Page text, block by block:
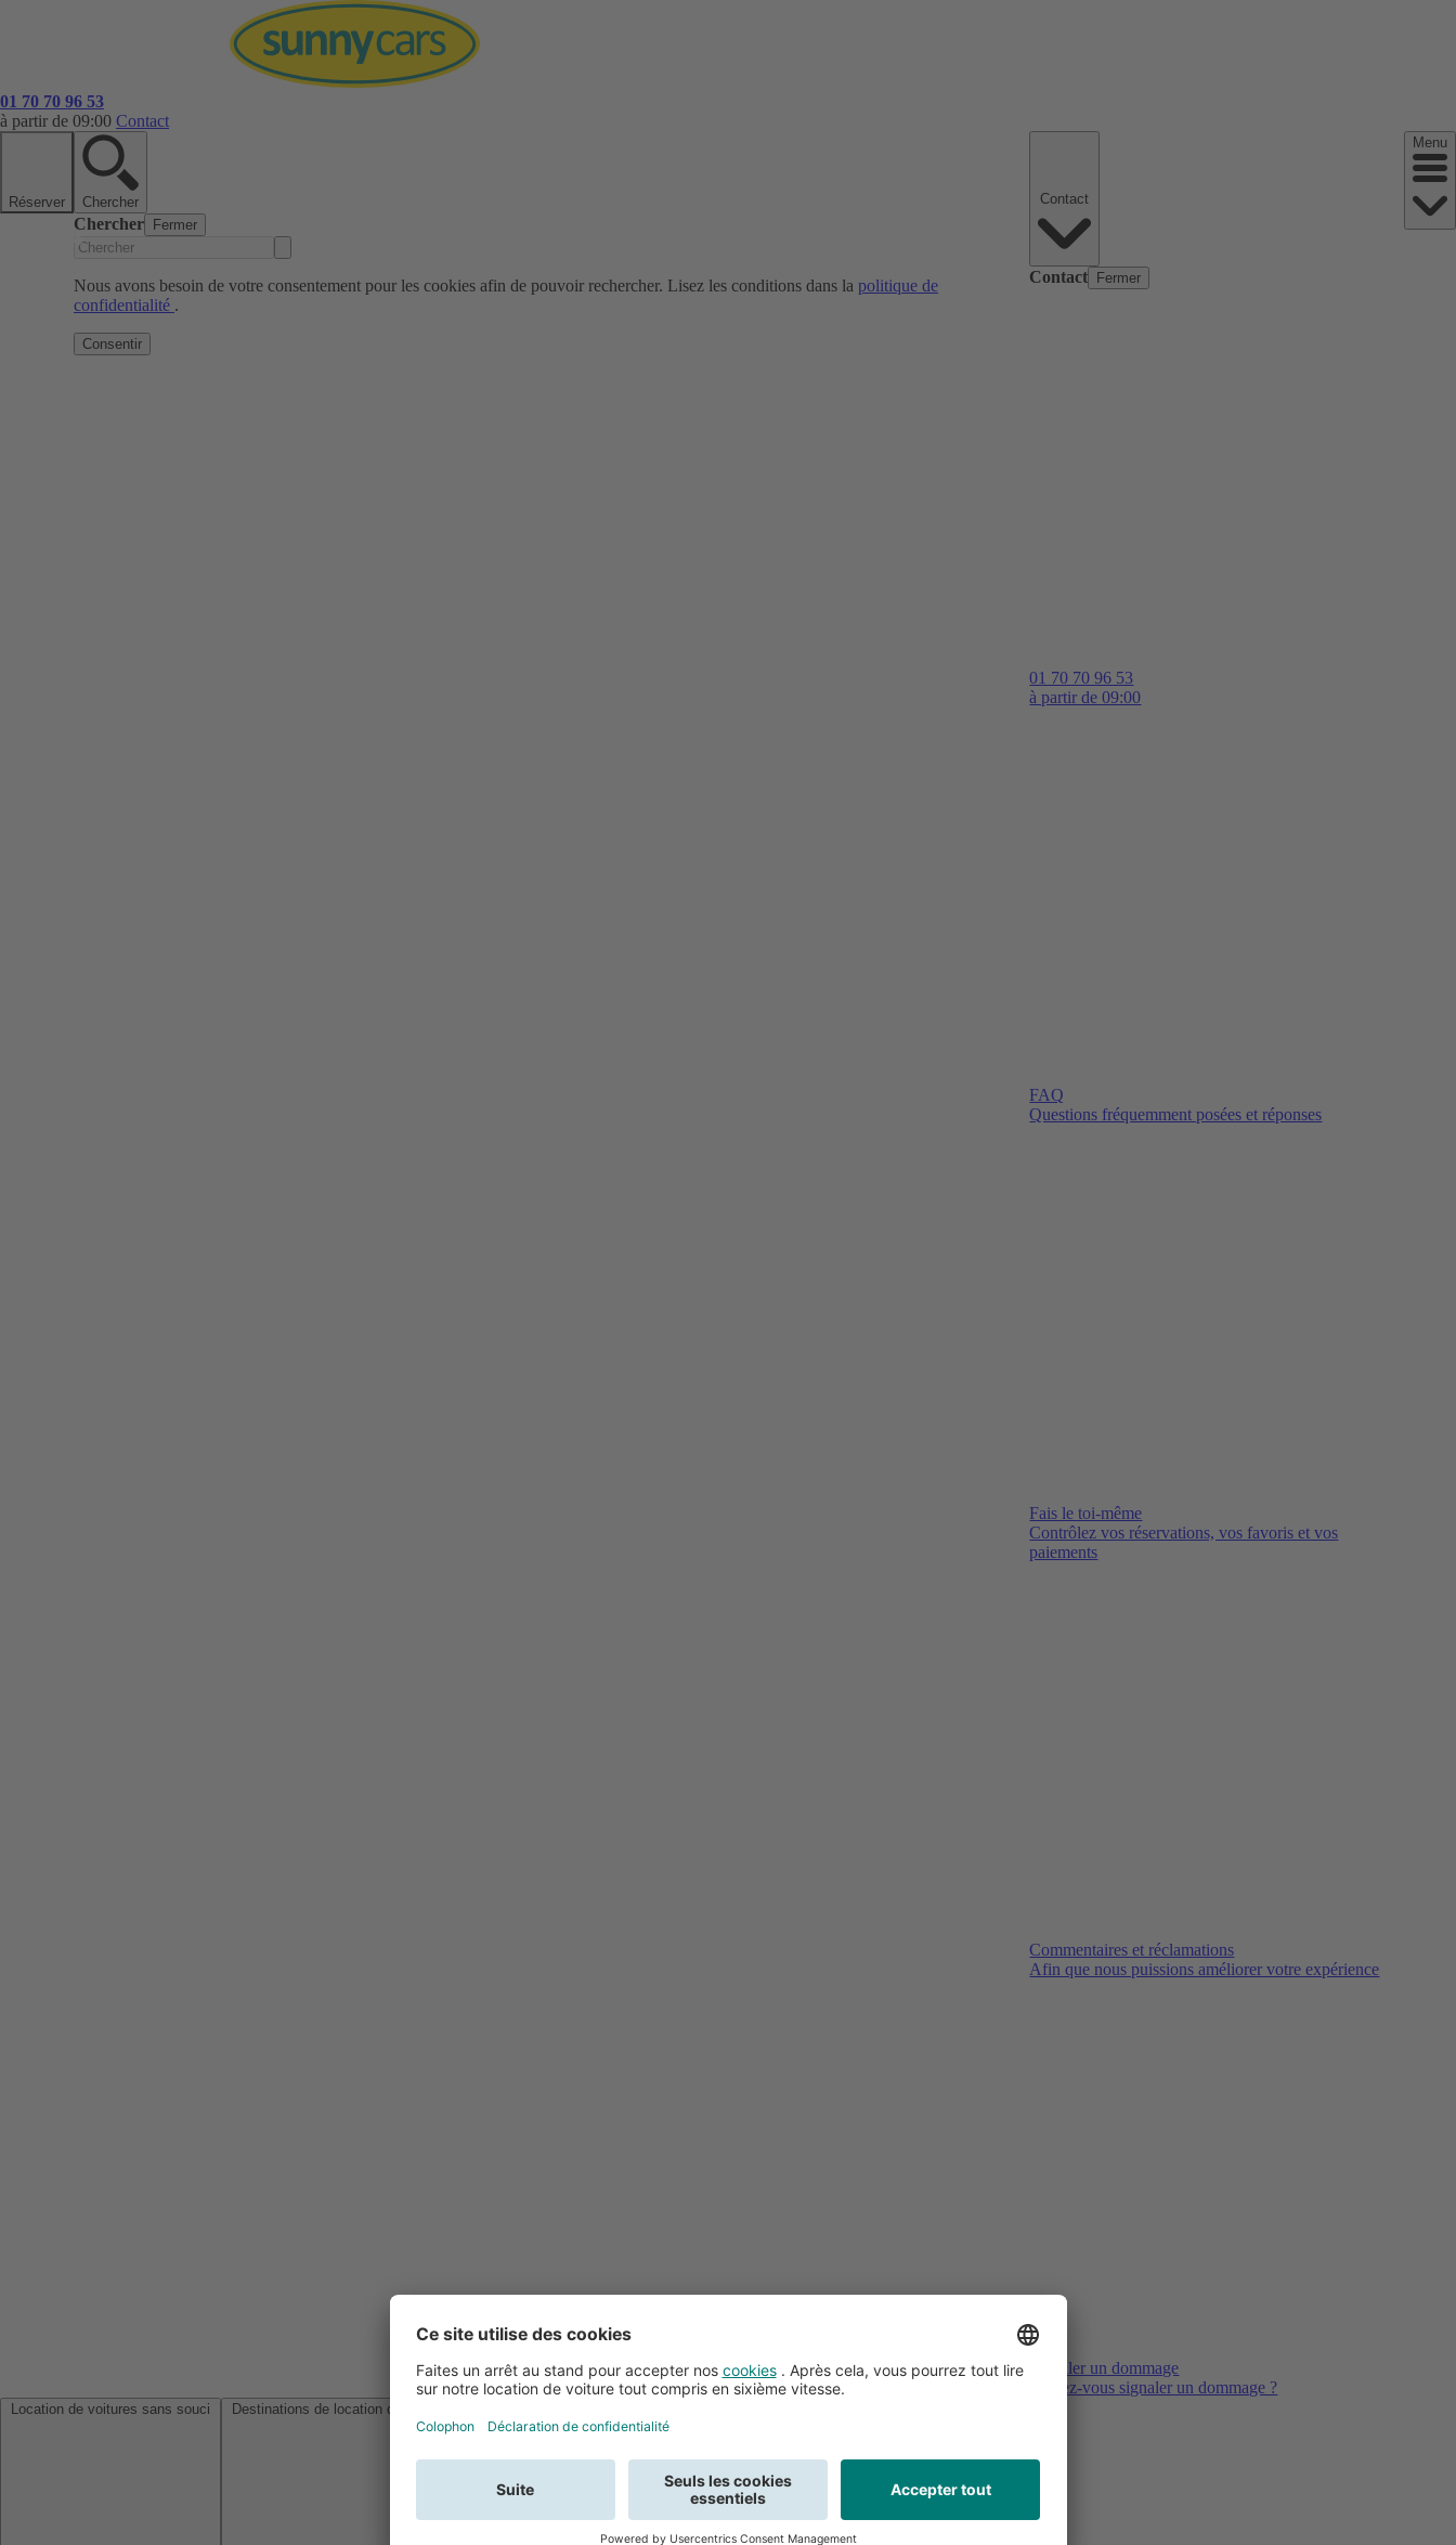
01 70 70 96 53
à partir de 09:00 Contact
Réserver Chercher
Chercher Fermer
Nous avons besoin de votre consentement pour les cookies afin de pouvoir rechercher. Lisez les conditions dans la politique de
confidentialité .
Consentir
Contact Fermer
01 70 70 96 53
à partir de 09:00
FAQ
Questions fréquemment posées et réponses
Fais le toi-même
Contrôlez vos réservations, vos favoris et vos
paiements
Commentaires et réclamations
Afin que nous puissions améliorer votre expérience
Signaler un dommage
Voulez-vous signaler un dommage ?
Menu